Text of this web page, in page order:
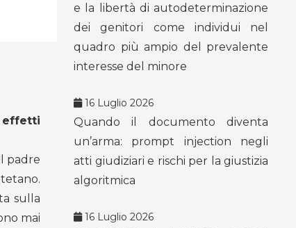
effetti
padre
sulla
mai
e la libertà di autodeterminazione
dei genitori come individui nel
quadro più ampio del prevalente
interesse del minore
16 Luglio 2026
Quando il documento diventa
un’arma: prompt injection negli
atti giudiziari e rischi per la giustizia
algoritmica
16 Luglio 2026